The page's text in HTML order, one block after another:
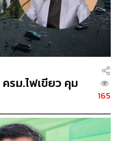
รไฟฟ้านครหลวง
ลาดสำเพ็งว่า จะใช้
ะทราบสาเหตุที่แน่ชัด
ตามระเบียบขั้นตอน
ชัชชาติ สิทธิพันธุ์
คม
รม.ไฟเขียว คุม
165